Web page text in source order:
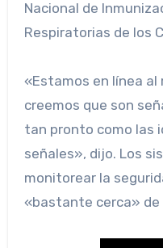
Nacional de
Respiratorias de los
«Estamos en línea
creemos que son
tan pronto como las
señales», dijo. Los
monitorear la
«bastante cerca» de